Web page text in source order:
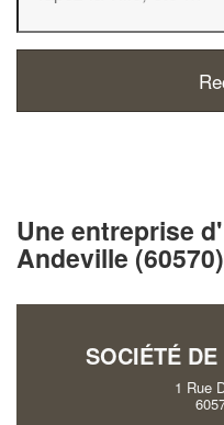
Une entreprise
Andeville (60570)
SOCIÉTÉ
1 Rue